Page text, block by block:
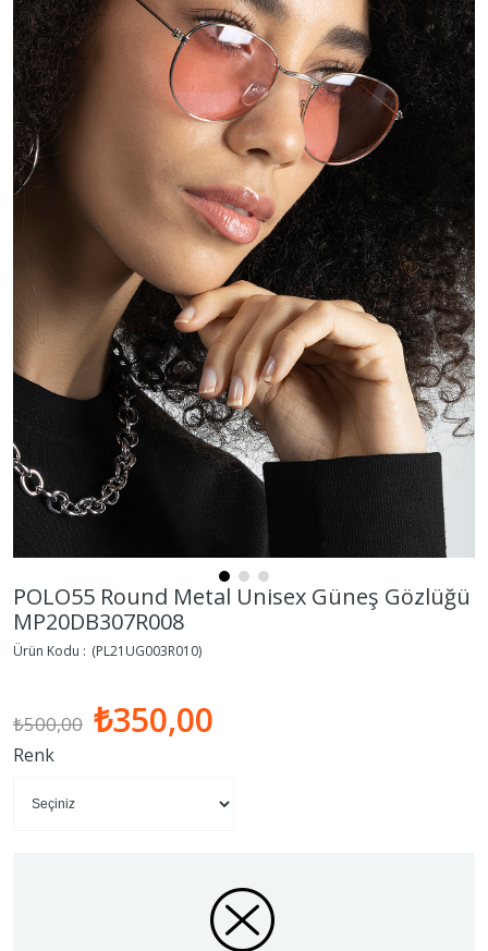
POLO55 Round Metal Unisex Güneş Gözlüğü
MP20DB307R008
(PL21UG003R010)
₺500,00 ₺350,00
Renk